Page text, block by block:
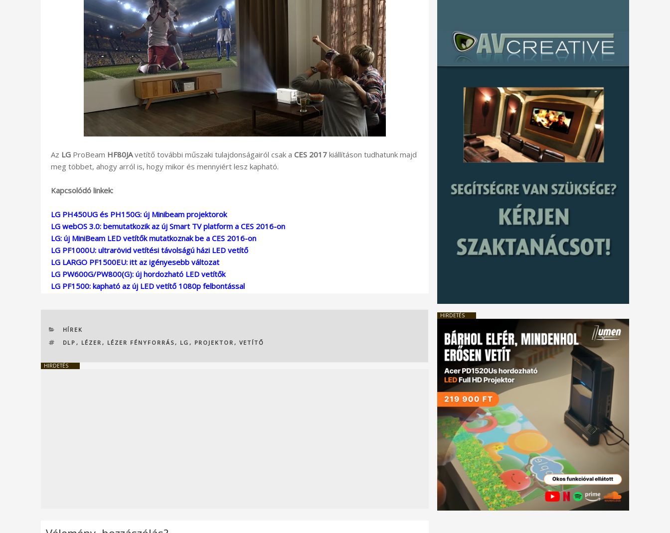
Az LG ProBeam HF80JAvetítő további műszaki tulajdonságairól csak a CES 2017 kiállításon tudhatunk majd
meg többet, ahogy arról is, hogy mikor és mennyiért lesz kapható.
Kapcsolódó linkek:
LG PH450UG és PH150G: új Minibeam projektorok
LG webOS 3.0: bemutatkozik az új Smart TV platform a CES 2016-on
LG: új MiniBeam LED vetítők mutatkoznak be a CES 2016-on
LG PF1000U: ultrarövid vetítési távolságú házi LED vetítő
LG LARGO PF1500EU: itt az igényesebb változat
LG PW600G/PW800(G): új hordozható LED vetítők
LG PF1500: kapható az új LED vetítő 1080p felbontással
KATEGÓRIÁK
HÍREK
CÍMKÉK
DLP , LÉZER , LÉZER FÉNYFORRÁS , LG , PROJEKTOR , VETÍTŐ
HIRDETÉS
HIRDETÉS